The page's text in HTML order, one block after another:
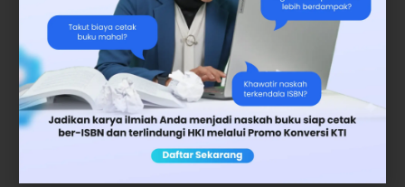
Pengucapan kata kerja imperatif dalam
kalimat bisa memiliki sifat kalimat perintah
yang halus atau kalimat perintah yang kasar.
Akan tetapi tergantung bagaimana dan siapa
lawan bicaranya.
Fungsi Kata Kerja Imperatif